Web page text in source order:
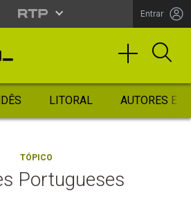
Entrar
LITORAL AUTORES
TÓPICO
Portugueses